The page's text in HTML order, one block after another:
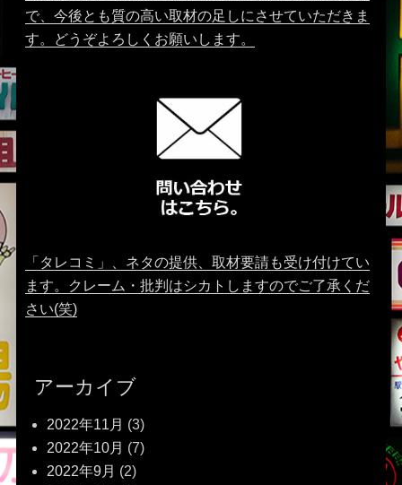
で、今後とも質の高い取材の足しにさせていただきま
す。どうぞよろしくお願いします。
「タレコミ」、ネタの提供、取材要請も受け付けてい
ます。クレーム・批判はシカトしますのでご了承くだ
さい(笑)
アーカイブ
2022年11月 (3)
2022年10月 (7)
2022年9月 (2)